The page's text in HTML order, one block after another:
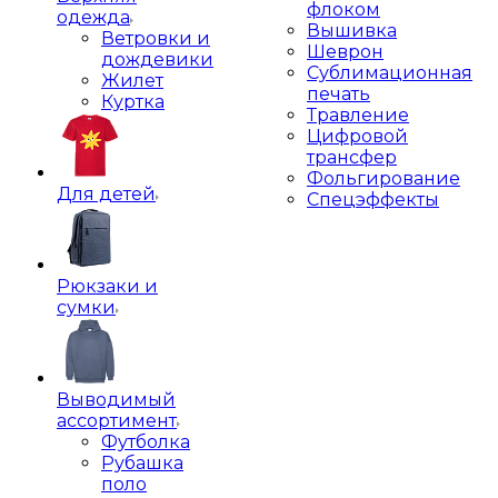
одежда
Ветровки и
дождевики
Жилет
Куртка
Для детей
Рюкзаки и
сумки
Выводимый
ассортимент
Футболка
Рубашка
поло
флоком
Вышивка
Шеврон
Сублимационная
печать
Травление
Цифровой
трансфер
Фольгирование
Спецэффекты